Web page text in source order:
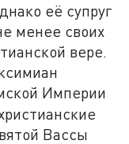
её супруг
менее своих
вере.
Империи
Вассы